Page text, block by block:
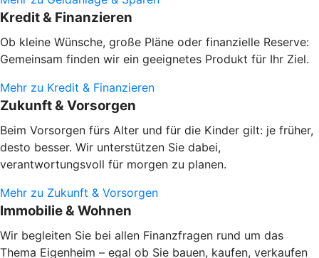
Kredit & Finanzieren
Ob kleine Wünsche, große Pläne oder finanzielle Reserve:
Gemeinsam finden wir ein geeignetes Produkt für Ihr Ziel.
Mehr zu Kredit & Finanzieren
Zukunft & Vorsorgen
Beim Vorsorgen fürs Alter und für die Kinder gilt: je früher,
desto besser. Wir unterstützen Sie dabei,
verantwortungsvoll für morgen zu planen.
Mehr zu Zukunft & Vorsorgen
Immobilie & Wohnen
Wir begleiten Sie bei allen Finanzfragen rund um das
Thema Eigenheim – egal ob Sie bauen, kaufen, verkaufen